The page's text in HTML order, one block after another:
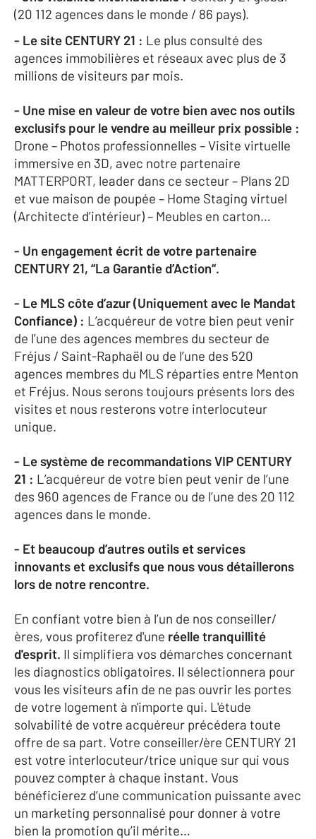
(20 112 agences dans le monde / 86 pays).
- Le site CENTURY 21 : Le plus consulté des
agences immobilières et réseaux avec plus de 3
millions de visiteurs par mois.
- Une mise en valeur de votre bien avec nos outils
exclusifs pour le vendre au meilleur prix possible :
Drone – Photos professionnelles – Visite virtuelle
immersive en 3D, avec notre partenaire
MATTERPORT, leader dans ce secteur – Plans 2D
et vue maison de poupée – Home Staging virtuel
(Architecte d’intérieur) – Meubles en carton…
- Un engagement écrit de votre partenaire
CENTURY 21, “La Garantie d’Action“.
- Le MLS côte d’azur (Uniquement avec le Mandat
Confiance) : L’acquéreur de votre bien peut venir
de l’une des agences membres du secteur de
Fréjus / Saint-Raphaël ou de l’une des 520
agences membres du MLS réparties entre Menton
et Fréjus. Nous serons toujours présents lors des
visites et nous resterons votre interlocuteur
unique.
- Le système de recommandations VIP CENTURY
21 : L’acquéreur de votre bien peut venir de l’une
des 960 agences de France ou de l’une des 20 112
agences dans le monde.
- Et beaucoup d’autres outils et services
innovants et exclusifs que nous vous détaillerons
lors de notre rencontre.
En confiant votre bien à l’un de nos conseiller/
ères, vous profiterez d'une réelle tranquillité
d'esprit. Il simplifiera vos démarches concernant
les diagnostics obligatoires. Il sélectionnera pour
vous les visiteurs afin de ne pas ouvrir les portes
de votre logement à n'importe qui. L'étude
solvabilité de votre acquéreur précédera toute
offre de sa part. Votre conseiller/ère CENTURY 21
est votre interlocuteur/trice unique sur qui vous
pouvez compter à chaque instant. Vous
bénéficierez d’une communication puissante avec
un marketing personnalisé pour donner à votre
bien la promotion qu’il mérite…